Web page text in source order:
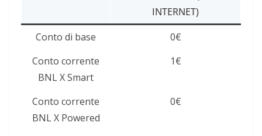
INTERNET)
Conto di base
0€
Conto corrente
BNL X Smart
1€
Conto corrente
BNL X Powered
0€